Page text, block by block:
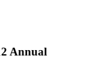
Annual